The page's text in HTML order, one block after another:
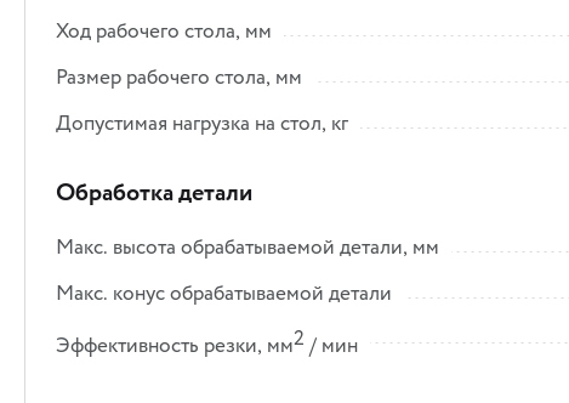
Ход рабочего стола, мм
Размер рабочего стола, мм
Допустимая нагрузка на стол, кг
Обработка детали
Макс. высота обрабатываемой детали, мм
Макс. конус обрабатываемой детали
Эффективность резки, мм2/ мин